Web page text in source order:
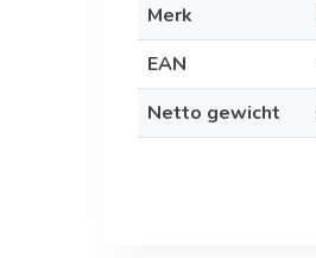
Merk
EAN
Netto gewicht